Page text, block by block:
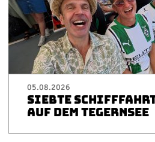
05.08.2026
SIEBTE
AUF DEM TEGERNSEE